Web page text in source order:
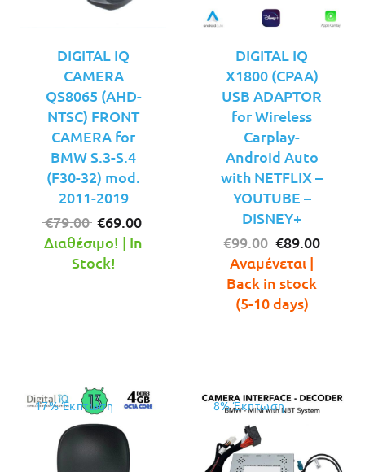
DIGITAL IQ
CAMERA
QS8065 (AHD-
NTSC) FRONT
CAMERA for
BMW S.3-S.4
(F30-32) mod.
2011-2019
€79.00 Original
price
was:
€69.00
Διαθέσιμο! | In
Stock!
DIGITAL IQ
X1800 (CPAA)
USB ADAPTOR
for Wireless
Carplay-
Android Auto
with NETFLIX –
YOUTUBE –
DISNEY+
€99.00 Original
price
was:
€99.00.
€89.00
Αναμένεται |
Back in stock
(5-10 days)
17% Έκπτωση 8% Έκπτωση